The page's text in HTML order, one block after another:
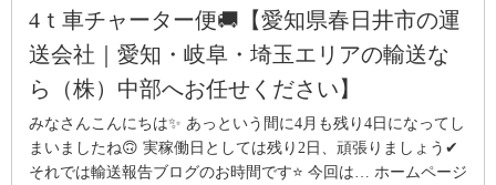
4ｔ車チャーター便🚚【愛知県春日井市の運
送会社｜愛知・岐阜・埼玉エリアの輸送な
ら（株）中部へお任せください】
みなさんこんにちは✨ あっという間に4月も残り4日になってし
まいましたね🙃 実稼働日としては残り2日、頑張りましょう✔
それでは輸送報告ブログのお時間です⭐ 今回は… ホームページ